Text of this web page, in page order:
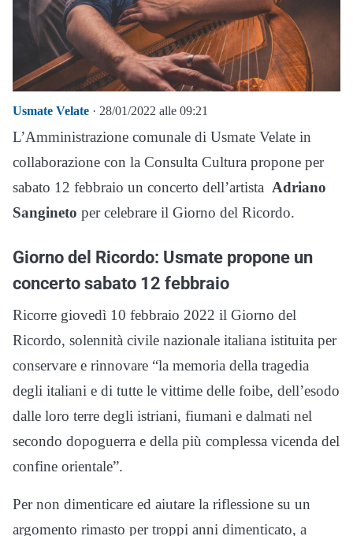
Usmate Velate · 28/01/2022 alle 09:21
L’Amministrazione comunale di Usmate Velate in
collaborazione con la Consulta Cultura propone per
sabato 12 febbraio un concerto dell’artista Adriano
Sangineto per celebrare il Giorno del Ricordo.
Giorno del Ricordo: Usmate propone un
concerto sabato 12 febbraio
Ricorre giovedì 10 febbraio 2022 il Giorno del
Ricordo, solennità civile nazionale italiana istituita per
conservare e rinnovare “la memoria della tragedia
degli italiani e di tutte le vittime delle foibe, dell’esodo
dalle loro terre degli istriani, fiumani e dalmati nel
secondo dopoguerra e della più complessa vicenda del
confine orientale”.
Per non dimenticare ed aiutare la riflessione su un
argomento rimasto per troppi anni dimenticato, a